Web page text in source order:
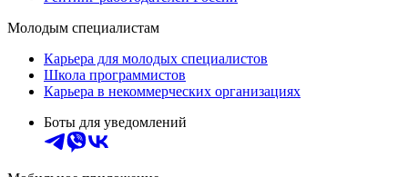
Молодым специалистам
Карьера для молодых специалистов
Школа программистов
Карьера в некоммерческих организациях
Боты для уведомлений